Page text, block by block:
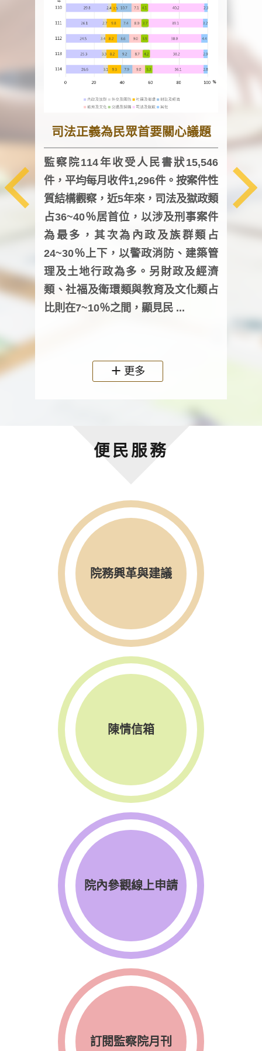
司法正義為民眾首要關心議題
監察院114年收受人民書狀15,546
件，平均每月收件1,296件。按案件性
質結構觀察，近5年來，司法及獄政類
占36~40％居首位，以涉及刑事案件
為最多，其次為內政及族群類占
24~30％上下，以警政消防、建築管
理及土地行政為多。另財政及經濟
類、社福及衛環類與教育及文化類占
比則在7~10％之間，顯見民 ...
監
均每
人
更多
便民服務
院務興革與建議
陳情信箱
院內參觀線上申請
訂閱監察院月刊